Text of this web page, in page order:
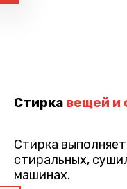
Стирка вещей и
Стирка
стиральных,
машинах.